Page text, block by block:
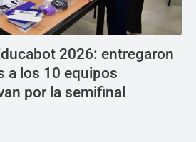
2026: entregaron
a los 10 equipos
por la semifinal